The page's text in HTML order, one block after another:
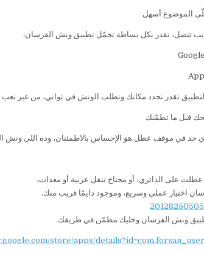
الموضوع أسهل
تتصل، تقدر بكل بساطة تحمّل تطبيق ونش الفرسان:
تقدر تحدد مكانك وتطلب الونش في ثواني، من غير تعب
قبل ما تطمّنك
أي حد في موقف عطل هو الإحساس بالاطمئنان، وده اللي
عطلت على الدائري، أو محتاج تنقل عربية أو معدات،
اختيار عملي وسريع، وموجود دايمًا قريب منك.
ونش الفرسان وخليك مطمّن في طريقك.
store/apps/